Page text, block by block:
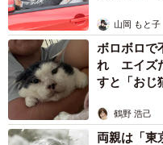
ママ同士の会話でさりげなく始
山岡 もと子
ボロボロで
れ エイズ
すと「おじ
鶴野 浩己
両親は「